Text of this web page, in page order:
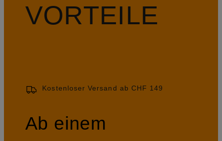
VORTEILE
Kostenloser Versand ab CHF 149
Ab einem